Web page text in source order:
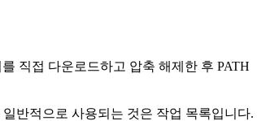
직접 다운로드하고 압축 해제한 후 PATH
반적으로 사용되는 것은 작업 목록입니다.